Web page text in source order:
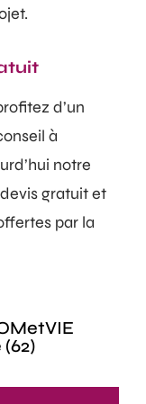
d’un
à
notre
gratuit et
par la